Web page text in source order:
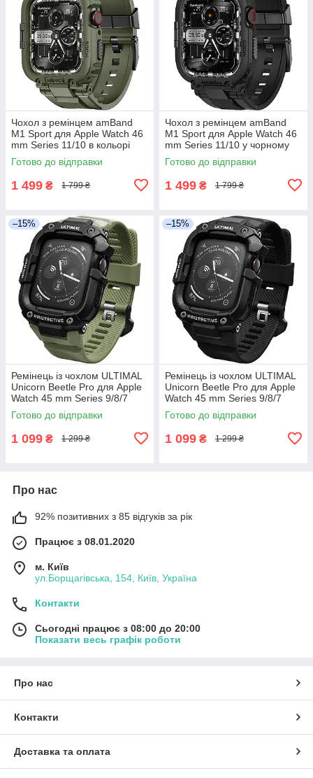
Чохол з ремінцем amBand
M1 Sport для Apple Watch 46
mm Series 11/10 в кольорі
Хакі
Готово до відправки
1 499 ₴ 1 799 ₴
Чохол з ремінцем amBand
M1 Sport для Apple Watch 46
mm Series 11/10 у чорному
кольорі
Готово до відправки
1 499 ₴ 1 799 ₴
–15%
Ремінець із чохлом ULTIMAL
Unicorn Beetle Pro для Apple
Watch 45 mm Series 9/8/7
Готово до відправки
1 099 ₴ 1 299 ₴
–15%
Ремінець із чохлом ULTIMAL
Unicorn Beetle Pro для Apple
Watch 45 mm Series 9/8/7
Готово до відправки
1 099 ₴ 1 299 ₴
Про нас
92% позитивних з 85 відгуків за рік
Працює з 08.01.2020
м. Київ
ул.Борщагівська, 154, Київ, Україна
Контакти
Сьогодні працює з 08:00 до 20:00
Показати весь графік роботи
Про нас
Контакти
Доставка та оплата